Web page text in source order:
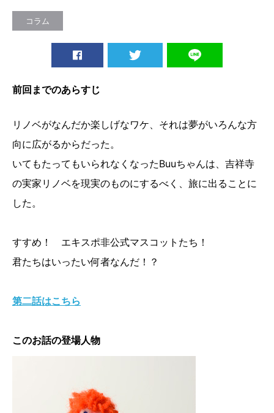
コラム
前回までのあらすじ
リノベがなんだか楽しげなワケ、それは夢がいろんな方
向に広がるからだった。
いてもたってもいられなくなったBuuちゃんは、吉祥寺
の実家リノベを現実のものにするべく、旅に出ることに
した。
すすめ！ エキスポ非公式マスコットたち！
君たちはいったい何者なんだ！？
第二話はこちら
このお話の登場人物